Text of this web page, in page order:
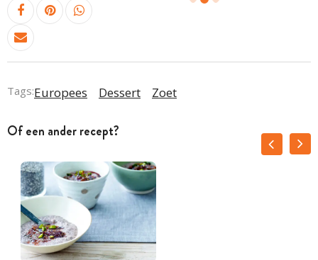
Tags:Europees Dessert Zoet
Of een ander recept?